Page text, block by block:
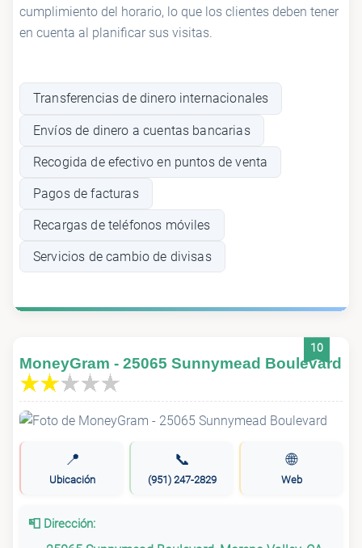
cumplimiento del horario, lo que los clientes deben tener
en cuenta al planificar sus visitas.
Transferencias de dinero internacionales
Envíos de dinero a cuentas bancarias
Recogida de efectivo en puntos de venta
Pagos de facturas
Recargas de teléfonos móviles
Servicios de cambio de divisas
10
MoneyGram - 25065 Sunnymead Boulevard
📍
Ubicación
📞
(951) 247-2829
🌐
Web
📮 Dirección: